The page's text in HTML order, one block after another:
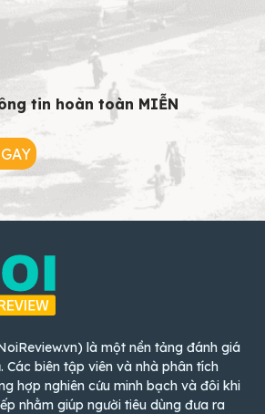
tin hoàn toàn MIỄN
là một nền tảng đánh giá
Các biên tập viên và nhà phân tích
hợp nghiên cứu minh bạch và đôi khi
nhằm giúp người tiêu dùng đưa ra